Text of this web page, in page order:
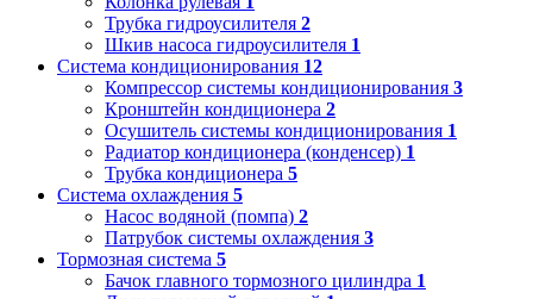
Трубка гидроусилителя 2
Шкив насоса гидроусилителя 1
Система кондиционирования 12
Компрессор системы кондиционирования 3
Кронштейн кондиционера 2
Осушитель системы кондиционирования 1
Радиатор кондиционера (конденсер) 1
Трубка кондиционера 5
Система охлаждения 5
Насос водяной (помпа) 2
Патрубок системы охлаждения 3
Тормозная система 5
Бачок главного тормозного цилиндра 1